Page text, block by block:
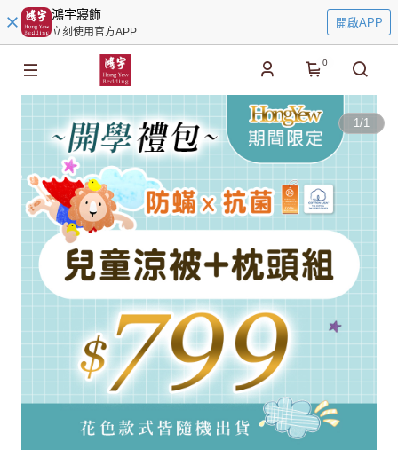
鴻宇寢飾
立刻使用官方APP
開啟APP
0
1/1